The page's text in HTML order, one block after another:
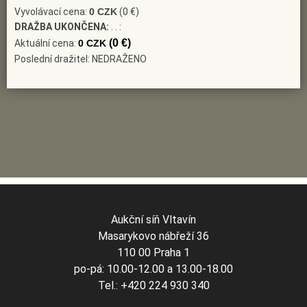
Vyvolávací cena: 0 CZK(0 €)
DRAŽBA UKONČENA: . . :
Aktuální cena: 0 CZK (0 €)
Poslední dražitel: NEDRAŽENO
Aukční síň Vltavín
Masarykovo nábřeží 36
110 00 Praha 1
po-pá: 10.00-12.00 a 13.00-18.00
Tel.: +420 224 930 340